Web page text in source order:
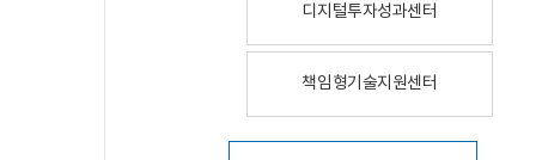
디지털투자성과센터
책임형기술지원센터